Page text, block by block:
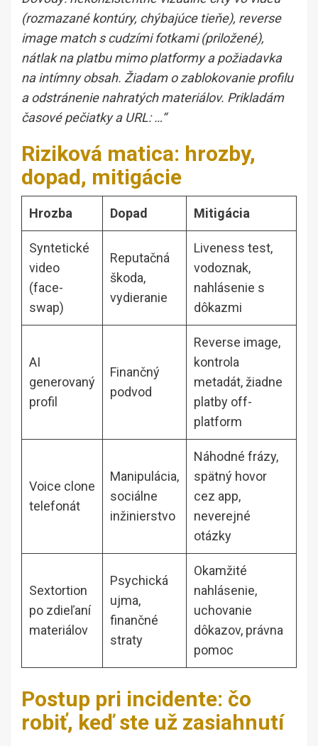
(rozmazané kontúry, chýbajúce tieňe), reverse
image match s cudzími fotkami (priložené),
nátlak na platbu mimo platformy a požiadavka
na intímny obsah. Žiadam o zablokovanie profilu
a odstránenie nahratých materiálov. Prikladám
časové pečiatky a URL: …“
Riziková matica: hrozby,
dopad, mitigácie
Hrozba Dopad Mitigácia
Syntetické
video
(face-
swap)
Reputačná
škoda,
vydieranie
Liveness test,
vodoznak,
nahlásenie s
dôkazmi
AI
generovaný
profil
Finančný
podvod
Reverse image,
kontrola
metadát, žiadne
platby off-
platform
Voice clone
telefonát
Manipulácia,
sociálne
inžinierstvo
Náhodné frázy,
spätný hovor
cez app,
neverejné
otázky
Sextortion
po zdieľaní
materiálov
Psychická
ujma,
finančné
straty
Okamžité
nahlásenie,
uchovanie
dôkazov, právna
pomoc
Postup pri incidente: čo
robiť, keď ste už zasiahnutí